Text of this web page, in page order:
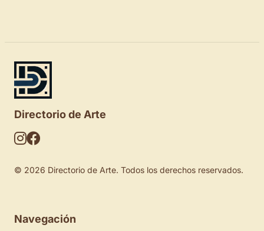
Directorio de Arte
© 2026 Directorio de Arte. Todos los derechos reservados.
Navegación